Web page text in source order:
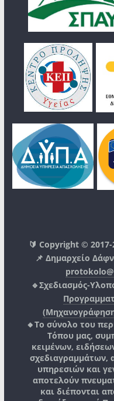
🔰 Copyright ©
📌 Δημαρχείο
🔹Σχεδιασμός-
🔸Το σύνολο του
Τόπου μας,
κειμένων,
σχεδιαγραμμάτων,
υπηρεσιών και
αποτελούν
και διέπονται